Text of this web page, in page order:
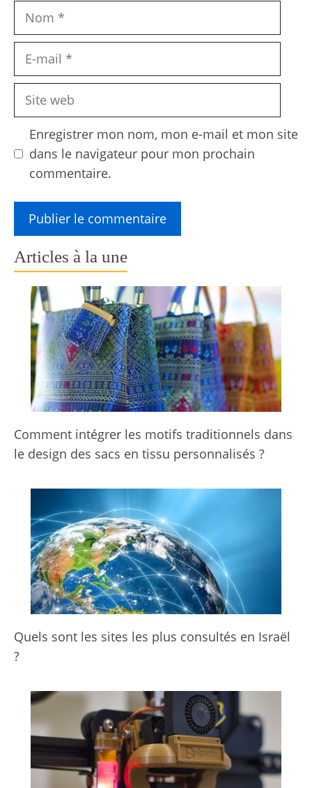
Nom
Site
Enregistrer mon nom, mon e-mail et mon site
dans le navigateur pour mon prochain
commentaire.
Articles à la une
Comment intégrer les motifs traditionnels dans
le design des sacs en tissu personnalisés ?
Quels sont les sites les plus consultés en Israël
?